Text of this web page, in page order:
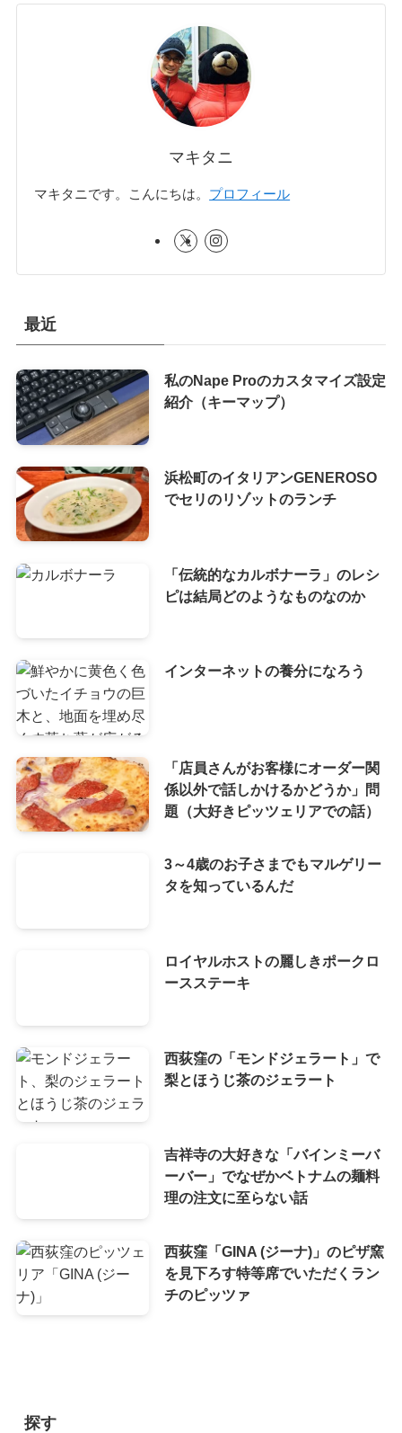
マキタニ
マキタニです。こんにちは。 プロフィール
最近
私のNape Proのカスタマイズ設定
紹介（キーマップ）
浜松町のイタリアンGENEROSO
でセリのリゾットのランチ
「伝統的なカルボナーラ」のレシ
ピは結局どのようなものなのか
インターネットの養分になろう
「店員さんがお客様にオーダー関
係以外で話しかけるかどうか」問
題（大好きピッツェリアでの話）
3～4歳のお子さまでもマルゲリー
タを知っているんだ
ロイヤルホストの麗しきポークロ
ースステーキ
西荻窪の「モンドジェラート」で
梨とほうじ茶のジェラート
吉祥寺の大好きな「バインミーバ
ーバー」でなぜかベトナムの麺料
理の注文に至らない話
西荻窪「GINA (ジーナ)」のピザ窯
を見下ろす特等席でいただくラン
チのピッツァ
探す